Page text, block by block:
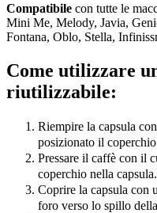
Compatibile con tutte le
Mini Me, Melody, Javia,
Fontana, Oblo, Stella,
Come utilizzare
riutilizzabile:
Riempire la capsula
posizionato il
Pressare il caffè con il
coperchio nella capsula.
Coprire la capsula con
foro verso lo spillo